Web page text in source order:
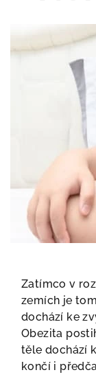
Zatímco v
zemích je
dochází ke
Obezita
těle dochází
končí i